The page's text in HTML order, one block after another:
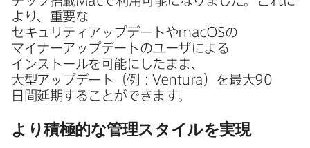
より、​重要な​
セキュリティアップデートやmacOSの​
マイナーアップデートの​ユーザに​よる​
インストールを​可能に​したまま、​
大型アップデート​（例：Ventura ）を​最大90
日間延期する​ことができます。
より​積極的な​管理スタイルを​実現